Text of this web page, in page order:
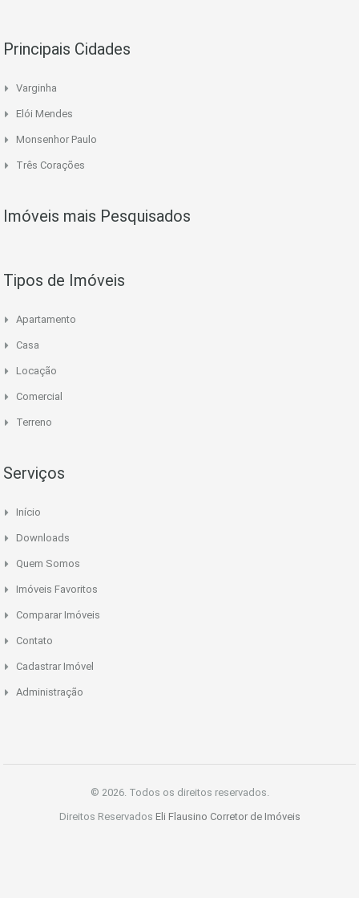
Principais Cidades
Varginha
Elói Mendes
Monsenhor Paulo
Três Corações
Imóveis mais Pesquisados
Tipos de Imóveis
Apartamento
Casa
Locação
Comercial
Terreno
Serviços
Início
Downloads
Quem Somos
Imóveis Favoritos
Comparar Imóveis
Contato
Cadastrar Imóvel
Administração
© 2026. Todos os direitos reservados.
Direitos Reservados Eli Flausino Corretor de Imóveis